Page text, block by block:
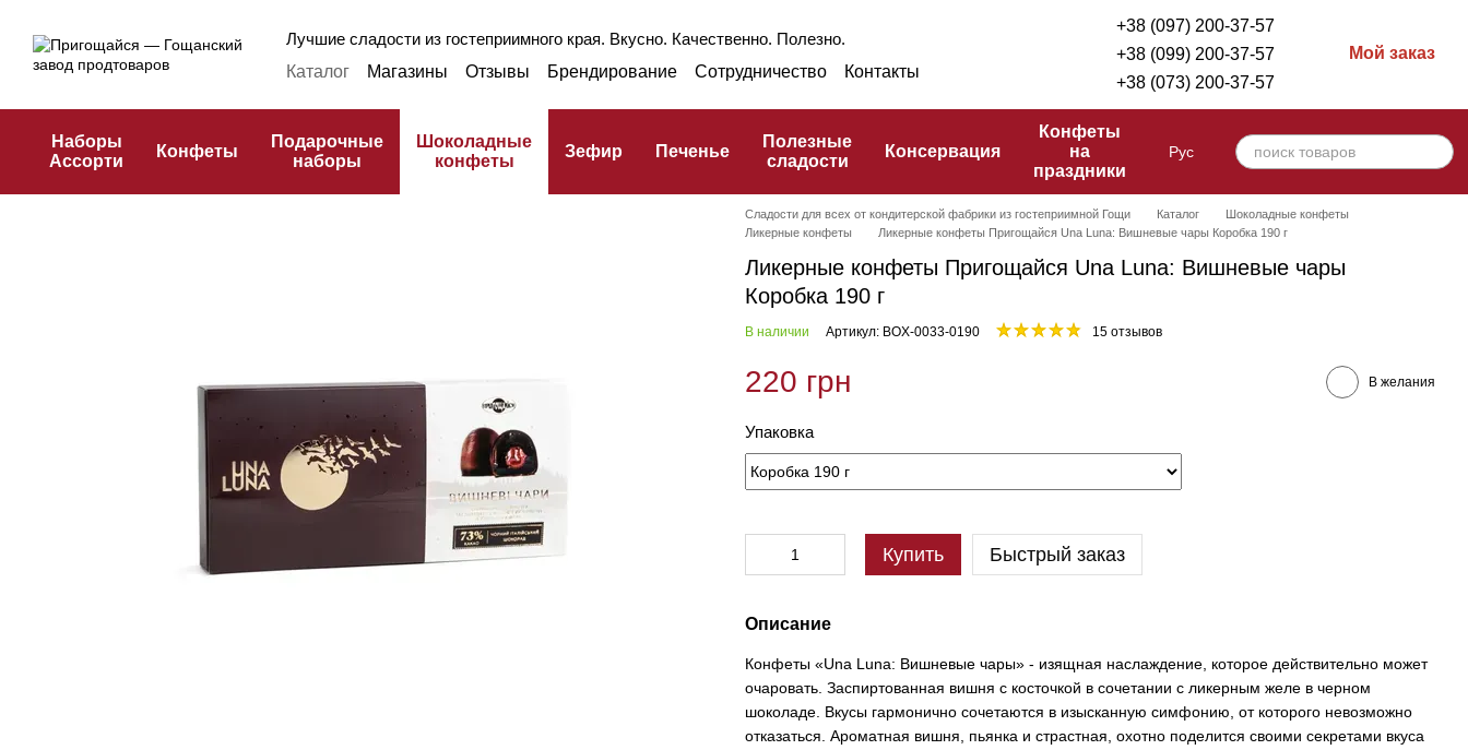
Лучшие сладости из гостеприимного края. Вкусно. Качественно. Полезно.
Каталог
Магазины Отзывы Брендирование Сотрудничество
Контакты
Публичная оферта
Кулинарный словарь
+38 (097) 200-37-57
+38 (099) 200-37-57
+38 (073) 200-37-57
Мой заказ
Наборы
Ассорти
Конфеты
Подарочные
наборы
Шоколадные
конфеты
Зефир Печенье
Полезные
сладости
Консервация
Конфеты
на
праздники
Рус
Сладости для всех от кондитерской фабрики из гостеприимной Гощи Каталог
Шоколадные конфеты
Ликерные конфеты
Ликерные конфеты Пригощайся Una Luna: Вишневые чары Коробка 190 г
Ликерные конфеты Пригощайся Una Luna: Вишневые чары
Коробка 190 г
В наличии Артикул: BOX-0033-0190 15 отзывов
220 грн В желания
Упаковка
Купить Быстрый заказ
Описание
Конфеты «Una Luna: Вишневые чары» - изящная наслаждение, которое действительно может
очаровать. Заспиртованная вишня с косточкой в ​​сочетании с ликерным желе в черном
шоколаде. Вкусы гармонично сочетаются в изысканную симфонию, от которого невозможно
отказаться. Ароматная вишня, пьянка и страстная, охотно поделится своими секретами вкуса